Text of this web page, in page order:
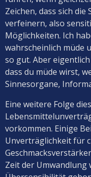
Zeichen, dass sich
verfeinern, also
Möglichkeiten. Ich
wahrscheinlich müde
so gut. Aber
dass du müde wirst,
Sinnesorgane,
Eine weitere Folge
vorkommen. Einige
Unverträglichkeit für
Zeit der Umwandlung